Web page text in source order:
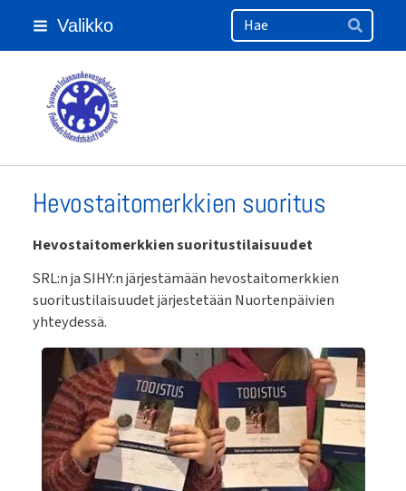
Siirry
Valikko Haku
Hae
Suomen Islanninhevosyhdistys ry
Hevostaitomerkkien suoritus
Hevostaitomerkkien suoritustilaisuudet
SRL:n ja SIHY:n järjestämään hevostaitomerkkien
suoritustilaisuudet järjestetään Nuortenpäivien
yhteydessä.